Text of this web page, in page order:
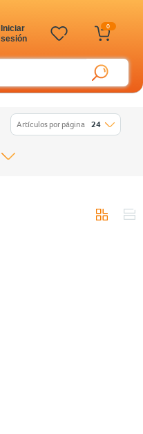
0
Iniciar
sesión
Artículos por página 24